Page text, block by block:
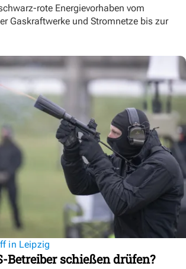
rote Energievorhaben vom
Gaskraftwerke und Stromnetze bis zur
in Leipzig
Betreiber schießen drüfen?